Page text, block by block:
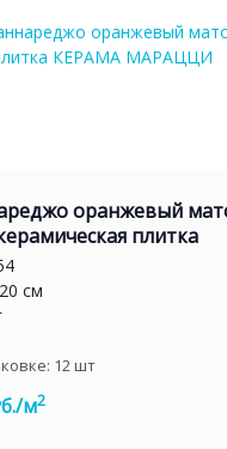
оранжевый
плитка
см
12шт
м2